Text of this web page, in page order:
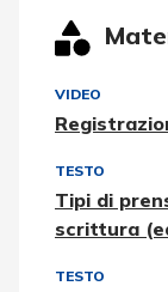
VIDEO
TESTO
Tipi di
scrittura
TESTO